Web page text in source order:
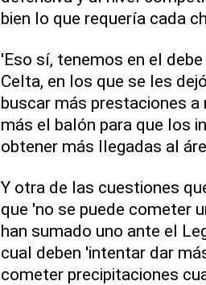
bien lo que requería cada
'Eso sí, tenemos en el
Celta, en los que se les
buscar más prestaciones
más el balón para que los
obtener más llegadas al
Y otra de las cuestiones
que 'no se puede cometer
han sumado uno ante el
cual deben 'intentar dar
cometer precipitaciones